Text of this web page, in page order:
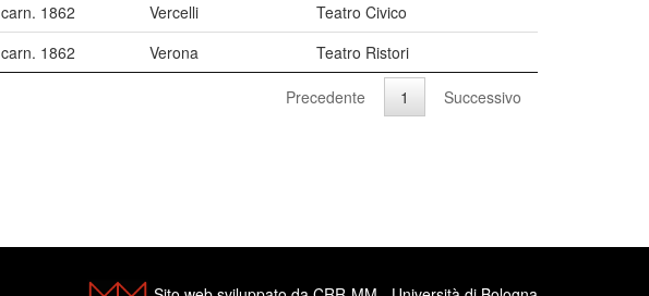
carn. 1862 Vercelli
Teatro Civico
carn. 1862 Verona
Teatro Ristori
Precedente 1 Successivo